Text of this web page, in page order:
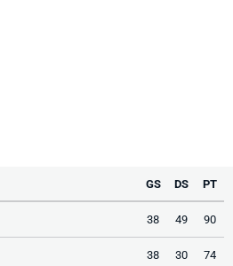
GS DS PT
38 49 90
38 30 74